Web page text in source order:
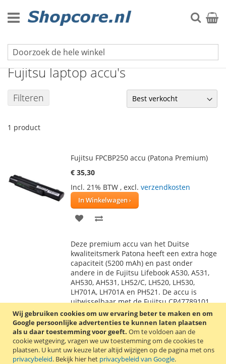
Wij gebruiken cookies om uw ervaring beter te maken en om
Google persoonlijke advertenties te kunnen laten plaatsen
als u daar toestemming voor geeft. Om te voldoen aan de
cookie wetgeving, vragen we uw toestemming om de cookies te
plaatsen. U kunt uw keuze later altijd wijzigen op de pagina met ons
privacybeleid. Bekijk hier het privacybeleid van Google.
naar
de
Zoek
Laptop accu's
Fujitsu laptop accu's
Filteren
1 product
Fujitsu FPCBP250 accu (Patona Premium)
€ 35,30
Incl. 21% BTW , excl. verzendkosten
In Winkelwagen
VOEG
AAN
VERLANGLIJST
TE
VERGELIJKEN
Deze premium accu van het Duitse
kwaliteitsmerk Patona heeft een extra hoge
capaciteit (5200 mAh) en past onder
andere in de Fujitsu Lifebook A530, A531,
AH530, AH531, LH52/C, LH520, LH530,
LH701A, LH701A en PH521. De accu is
uitwisselbaar met de Fujitsu CP47789101,
CP477891-01, FMVNBP186, FPCBP250,
FPCBP250AP, S26391F495L100, S26391-
F495-L100 en S26391F840L100.Lees verder